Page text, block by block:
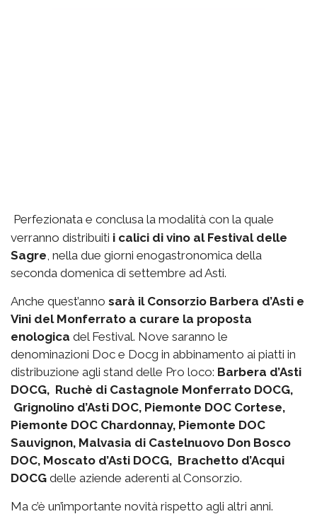
Perfezionata e conclusa la modalità con la quale
verranno distribuiti i calici di vino al Festival delle
Sagre , nella due giorni enogastronomica della
seconda domenica di settembre ad Asti.
Anche quest’anno sarà il Consorzio Barbera d’Asti e
Vini del Monferrato a curare la proposta
enologica del Festival. Nove saranno le
denominazioni Doc e Docg in abbinamento ai piatti in
distribuzione agli stand delle Pro loco: Barbera d’Asti
DOCG, Ruchè di Castagnole Monferrato DOCG,
Grignolino d’Asti DOC, Piemonte DOC Cortese,
Piemonte DOC Chardonnay, Piemonte DOC
Sauvignon, Malvasia di Castelnuovo Don Bosco
DOC, Moscato d’Asti DOCG, Brachetto d’Acqui
DOCG delle aziende aderenti al Consorzio.
Ma c’è un’importante novità rispetto agli altri anni.